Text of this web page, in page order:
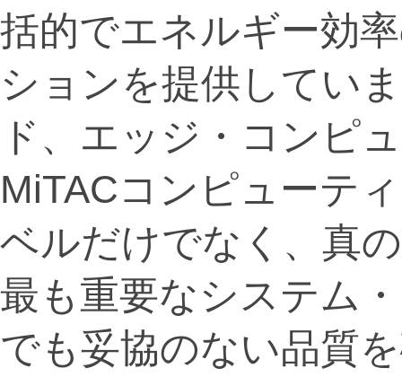
括的でエネルギー効
ションを提供してい
ド、エッジ・コンピ
MiTACコンピューテ
ベルだけでなく、真
最も重要なシステム
でも妥協のない品質